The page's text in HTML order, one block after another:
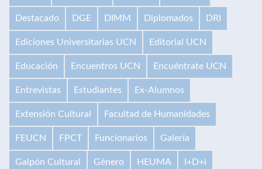
Destacado DGE DIMM Diplomados DRI
Ediciones Universitarias UCN Editorial UCN
Educación Encuentros UCN Encuéntrate UCN
Entrevistas Estudiantes Ex-Alumnos
Extensión Cultural Facultad de Humanidades
FEUCN FPCT Funcionarios Galería
Galpón Cultural Género HEUMA I+D+i